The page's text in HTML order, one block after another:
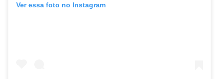
Ver essa foto no Instagram